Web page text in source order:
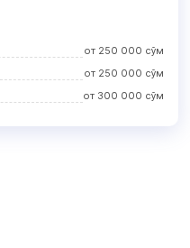
от 250 000 сўм
от 250 000 сўм
от 300 000 сўм